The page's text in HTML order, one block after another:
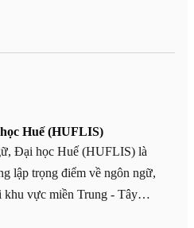
Huế (HUFLIS)
Đại học Huế (HUFLIS) là
lập trọng điểm về ngôn ngữ,
khu vực miền Trung - Tây
Đại học Huế, trường khẳng